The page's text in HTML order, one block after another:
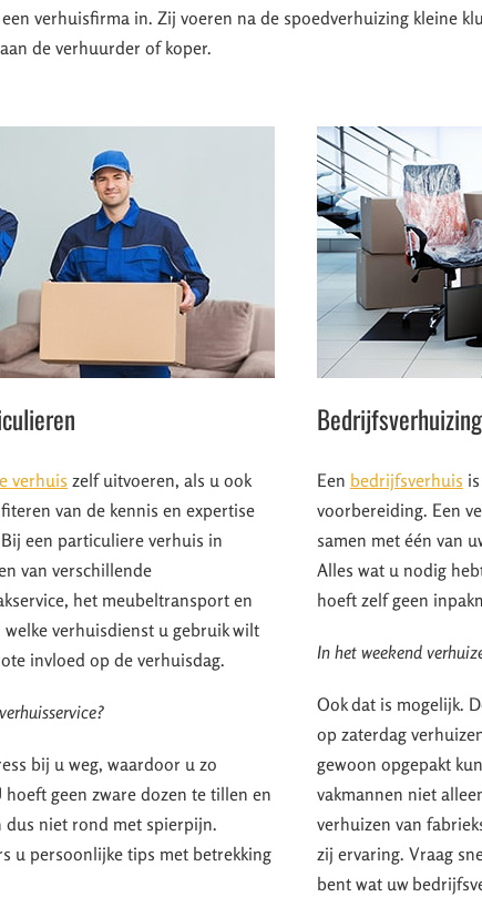
verhuisfirma in. Zij voeren na de spoedverhuizing kleine
de verhuurder of koper.
verhuis zelf uitvoeren, als u ook
van de kennis en expertise
een particuliere verhuis in
van verschillende
het meubeltransport en
verhuisdienst u gebruik wilt
invloed op de verhuisdag.
bij u weg, waardoor u zo
geen zware dozen te tillen en
dus niet rond met spierpijn.
u persoonlijke tips met betrekking
Een bedrijfsverhuis
voorbereiding. Een
samen met één van
Alles wat u nodig
hoeft zelf geen
In het weekend
Ook dat is mogelijk.
op zaterdag
gewoon opgepakt
vakmannen niet
verhuizen van
zij ervaring. Vraag
bent wat uw